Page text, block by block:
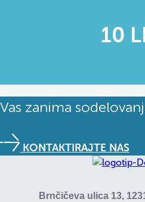
10
Vas zanima
KONTAKTIRAJTE NAS
Brnčičeva ulica 13,